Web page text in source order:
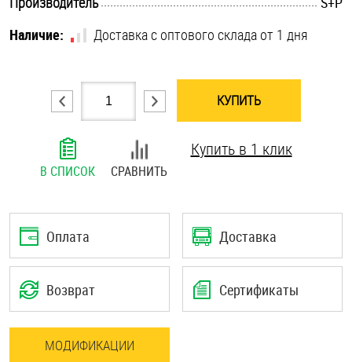
Шплинты
Наличие:
Доставка с оптового склада от 1 дня
КУПИТЬ
В СПИСОК СРАВНИТЬ
Купить в 1 клик
Оплата Доставка
Возврат Сертификаты
МОДИФИКАЦИИ